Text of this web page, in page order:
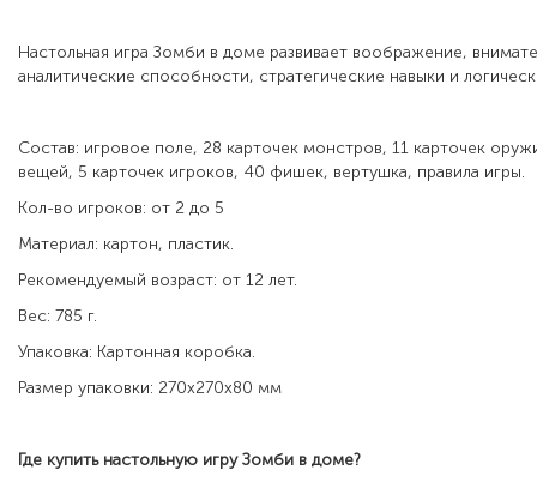
Настольная игра Зомби в доме развивает воображение,
аналитические способности, стратегические навыки и
Состав: игровое поле, 28 карточек монстров, 11 карточек
вещей, 5 карточек игроков, 40 фишек, вертушка, правила игры.
Кол-во игроков: от 2 до 5
Материал: картон, пластик.
Рекомендуемый возраст: от 12 лет.
Вес: 785 г.
Упаковка: Картонная коробка.
Размер упаковки: 270х270х80 мм
Где купить настольную игруЗомби в доме?